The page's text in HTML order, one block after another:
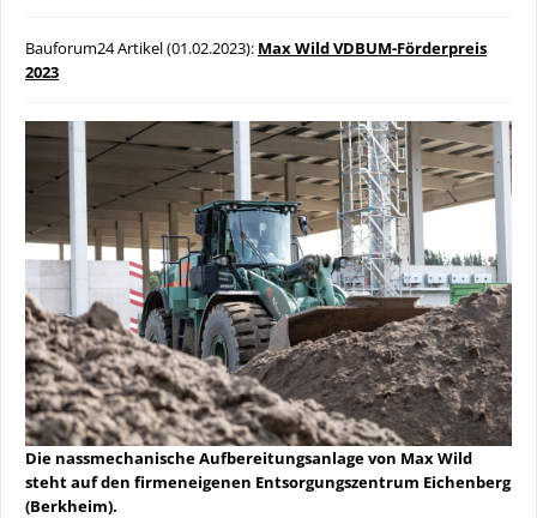
Bauforum24 Artikel (01.02.2023): Max Wild VDBUM-Förderpreis
2023
Die nassmechanische Aufbereitungsanlage von Max Wild
steht auf den firmeneigenen Entsorgungszentrum Eichenberg
(Berkheim).